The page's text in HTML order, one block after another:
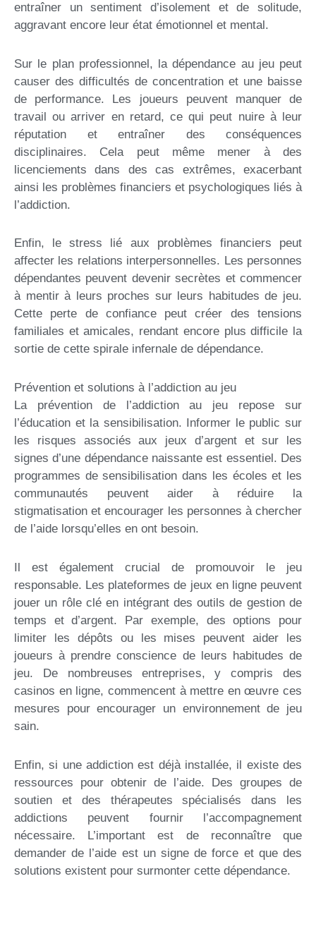
entraîner un sentiment d’isolement et de solitude,
aggravant encore leur état émotionnel et mental.
Sur le plan professionnel, la dépendance au jeu peut
causer des difficultés de concentration et une baisse
de performance. Les joueurs peuvent manquer de
travail ou arriver en retard, ce qui peut nuire à leur
réputation et entraîner des conséquences
disciplinaires. Cela peut même mener à des
licenciements dans des cas extrêmes, exacerbant
ainsi les problèmes financiers et psychologiques liés à
l’addiction.
Enfin, le stress lié aux problèmes financiers peut
affecter les relations interpersonnelles. Les personnes
dépendantes peuvent devenir secrètes et commencer
à mentir à leurs proches sur leurs habitudes de jeu.
Cette perte de confiance peut créer des tensions
familiales et amicales, rendant encore plus difficile la
sortie de cette spirale infernale de dépendance.
Prévention et solutions à l’addiction au jeu
La prévention de l’addiction au jeu repose sur
l’éducation et la sensibilisation. Informer le public sur
les risques associés aux jeux d’argent et sur les
signes d’une dépendance naissante est essentiel. Des
programmes de sensibilisation dans les écoles et les
communautés peuvent aider à réduire la
stigmatisation et encourager les personnes à chercher
de l’aide lorsqu’elles en ont besoin.
Il est également crucial de promouvoir le jeu
responsable. Les plateformes de jeux en ligne peuvent
jouer un rôle clé en intégrant des outils de gestion de
temps et d’argent. Par exemple, des options pour
limiter les dépôts ou les mises peuvent aider les
joueurs à prendre conscience de leurs habitudes de
jeu. De nombreuses entreprises, y compris des
casinos en ligne, commencent à mettre en œuvre ces
mesures pour encourager un environnement de jeu
sain.
Enfin, si une addiction est déjà installée, il existe des
ressources pour obtenir de l’aide. Des groupes de
soutien et des thérapeutes spécialisés dans les
addictions peuvent fournir l’accompagnement
nécessaire. L’important est de reconnaître que
demander de l’aide est un signe de force et que des
solutions existent pour surmonter cette dépendance.